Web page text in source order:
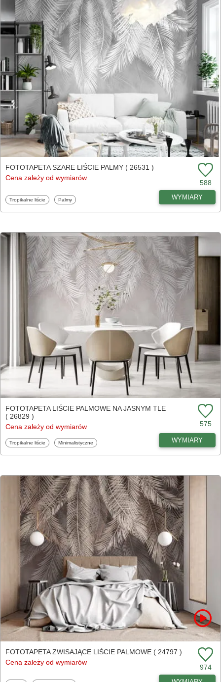
FOTOTAPETA SZARE LIŚCIE PALMY ( 26531 )
Cena zależy od wymiarów
588
Fototapety
Tropikalne liście Fototapety
Palmy WYMIARY
FOTOTAPETA LIŚCIE PALMOWE NA JASNYM TLE
( 26829 )
Cena zależy od wymiarów
575
Fototapety
Tropikalne liście Fototapety
Minimalistyczne WYMIARY
FOTOTAPETA ZWISAJĄCE LIŚCIE PALMOWE ( 24797 )
Cena zależy od wymiarów
974